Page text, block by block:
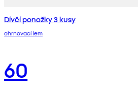
Dívčí ponožky 3 kusy
ohrnovací lem
60